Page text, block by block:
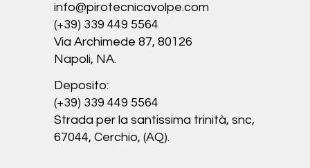
info@pirotecnicavolpe.com
(+39) 339 449 5564
Via Archimede 87, 80126
Napoli, NA.
Deposito:
(+39) 339 449 5564
Strada per la santissima trinità, snc,
67044, Cerchio, (AQ).